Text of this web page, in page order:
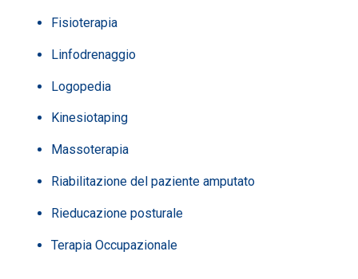
Fisioterapia
Linfodrenaggio
Logopedia
Kinesiotaping
Massoterapia
Riabilitazione del paziente amputato
Rieducazione posturale
Terapia Occupazionale